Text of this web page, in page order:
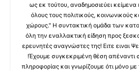
ως εκ τούτου, αναδημοσιεύει
όλους τους πολιτικούς, κοινωνικούς
χώρους." Η συντακτική ομάδα των
όλη την εναλλακτική είδηση προς
ερευνητές αναγνώστες της! Ειτε ειναι
!Έχουμε συγκεκριμένη θέση απέναντι
πληροφορίας και γνωρίζουμε ότι μόνο με